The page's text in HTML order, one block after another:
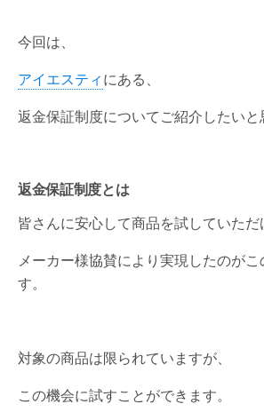
今回は、
アイエスティにある、
返金保証制度についてご紹介したいと
返金保証制度とは
皆さんに安心して商品を試していただ
メーカー様協賛により実現したのが
す。
対象の商品は限られていますが、
この機会に試すことができます。